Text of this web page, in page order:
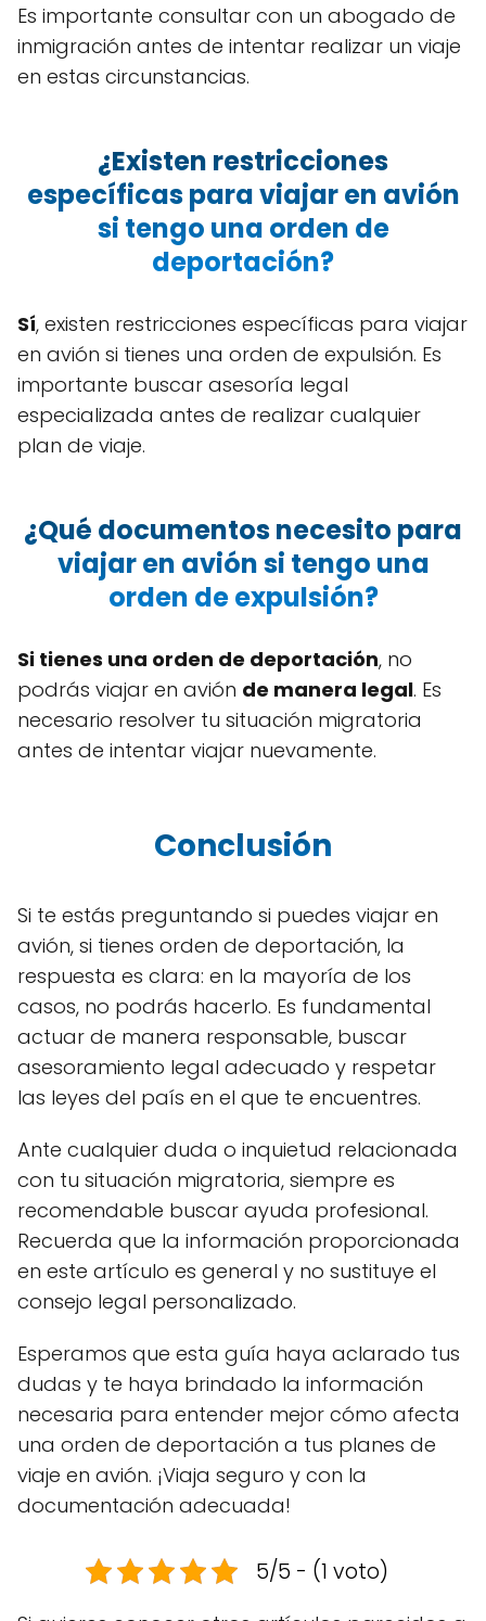
Es importante consultar con un abogado de
inmigración antes de intentar realizar un viaje
en estas circunstancias.
¿Existen restricciones
específicas para viajar en avión
si tengo una orden de
deportación?
Sí, existen restricciones específicas para viajar
en avión si tienes una orden de expulsión. Es
importante buscar asesoría legal
especializada antes de realizar cualquier
plan de viaje.
¿Qué documentos necesito para
viajar en avión si tengo una
orden de expulsión?
Si tienes una orden de deportación, no
podrás viajar en avión de manera legal. Es
necesario resolver tu situación migratoria
antes de intentar viajar nuevamente.
Conclusión
Si te estás preguntando si puedes viajar en
avión, si tienes orden de deportación, la
respuesta es clara: en la mayoría de los
casos, no podrás hacerlo. Es fundamental
actuar de manera responsable, buscar
asesoramiento legal adecuado y respetar
las leyes del país en el que te encuentres.
Ante cualquier duda o inquietud relacionada
con tu situación migratoria, siempre es
recomendable buscar ayuda profesional.
Recuerda que la información proporcionada
en este artículo es general y no sustituye el
consejo legal personalizado.
Esperamos que esta guía haya aclarado tus
dudas y te haya brindado la información
necesaria para entender mejor cómo afecta
una orden de deportación a tus planes de
viaje en avión. ¡Viaja seguro y con la
documentación adecuada!
5/5 - (1 voto)